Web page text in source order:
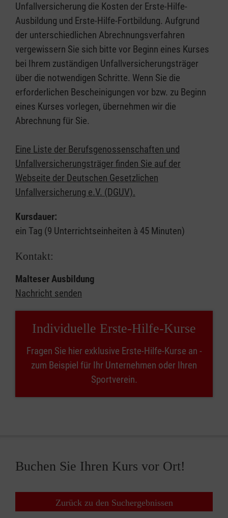
Unfallversicherung die Kosten der Erste-Hilfe-
Ausbildung und Erste-Hilfe-Fortbildung. Aufgrund
der unterschiedlichen Abrechnungsverfahren
vergewissern Sie sich bitte vor Beginn eines Kurses
bei Ihrem zuständigen Unfallversicherungsträger
über die notwendigen Schritte. Wenn Sie die
erforderlichen Bescheinigungen vor bzw. zu Beginn
eines Kurses vorlegen, übernehmen wir die
Abrechnung für Sie.
Eine Liste der Berufsgenossenschaften und
Unfallversicherungsträger finden Sie auf der
Webseite der Deutschen Gesetzlichen
Unfallversicherung e.V. (DGUV).
Kursdauer:
ein Tag (9 Unterrichtseinheiten à 45 Minuten)
Kontakt:
Malteser Ausbildung
Nachricht senden
Individuelle Erste-Hilfe-Kurse
Fragen Sie hier exklusive Erste-Hilfe-Kurse an -
zum Beispiel für Ihr Unternehmen oder Ihren
Sportverein.
Buchen Sie Ihren Kurs vor Ort!
Zurück zu den Suchergebnissen